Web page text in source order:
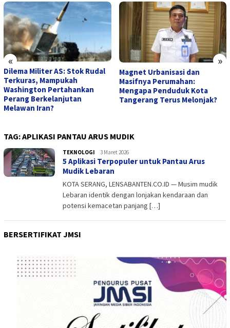
« »
Dilema Militer AS: Stok Rudal
Terkuras, Mampukah
Washington Pertahankan
Perang Berkelanjutan
Melawan Iran?
Magnet Urbanisasi dan
Masifnya Perumahan:
Mengapa Penduduk Kota
Tangerang Terus Melonjak?
TAG:APLIKASI PANTAU ARUS MUDIK
TEKNOLOGI admin
3 Maret 2026
5 Aplikasi Terpopuler untuk Pantau Arus
Mudik Lebaran
KOTA SERANG, LENSABANTEN.CO.ID — Musim mudik
Lebaran identik dengan lonjakan kendaraan dan
potensi kemacetan panjang […]
BERSERTIFIKAT JMSI